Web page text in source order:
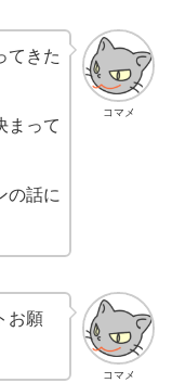
コマメ
てきた
まって
の話に
コマメ
お願